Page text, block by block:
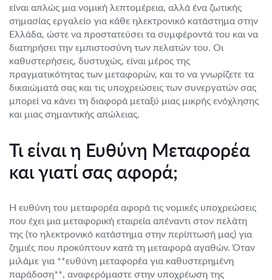
είναι απλώς μια νομική λεπτομέρεια, αλλά ένα ζωτικής
σημασίας εργαλείο για κάθε ηλεκτρονικό κατάστημα στην
Ελλάδα, ώστε να προστατεύσει τα συμφέροντά του και να
διατηρήσει την εμπιστοσύνη των πελατών του. Οι
καθυστερήσεις, δυστυχώς, είναι μέρος της
πραγματικότητας των μεταφορών, και το να γνωρίζετε τα
δικαιώματά σας και τις υποχρεώσεις των συνεργατών σας
μπορεί να κάνει τη διαφορά μεταξύ μιας μικρής ενόχλησης
και μιας σημαντικής απώλειας.
Τι είναι η Ευθύνη Μεταφορέα
και γιατί σας αφορά;
Η ευθύνη του μεταφορέα αφορά τις νομικές υποχρεώσεις
που έχει μια μεταφορική εταιρεία απέναντι στον πελάτη
της (το ηλεκτρονικό κατάστημα στην περίπτωσή μας) για
ζημιές που προκύπτουν κατά τη μεταφορά αγαθών. Όταν
μιλάμε για **ευθύνη μεταφορέα για καθυστερημένη
παράδοση**, αναφερόμαστε στην υποχρέωση της